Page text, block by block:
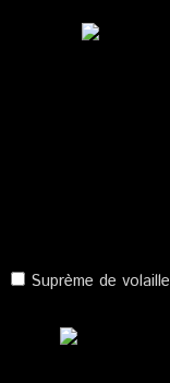
Suprème de volaille